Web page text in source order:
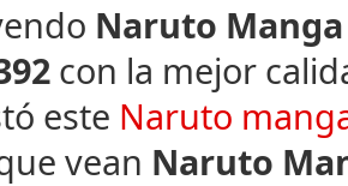
Naruto Manga
con la mejor
este Naruto
vean Naruto